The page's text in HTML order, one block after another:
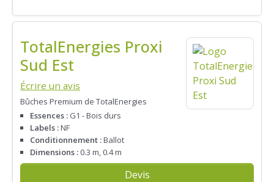
TotalEnergies Proxi
Sud Est
Écrire un avis
Bûches Premium de TotalEnergies
Essences : G1 - Bois durs
Labels :NF
Conditionnement :Ballot
Dimensions : 0.3 m, 0.4 m
Devis